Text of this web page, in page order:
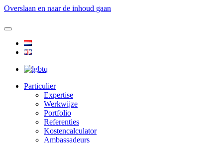
Overslaan en naar de inhoud gaan
Particulier
Expertise
Werkwijze
Portfolio
Referenties
Kostencalculator
Ambassadeurs